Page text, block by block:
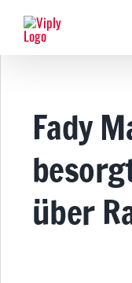
Inhalt
springen
Fady
über